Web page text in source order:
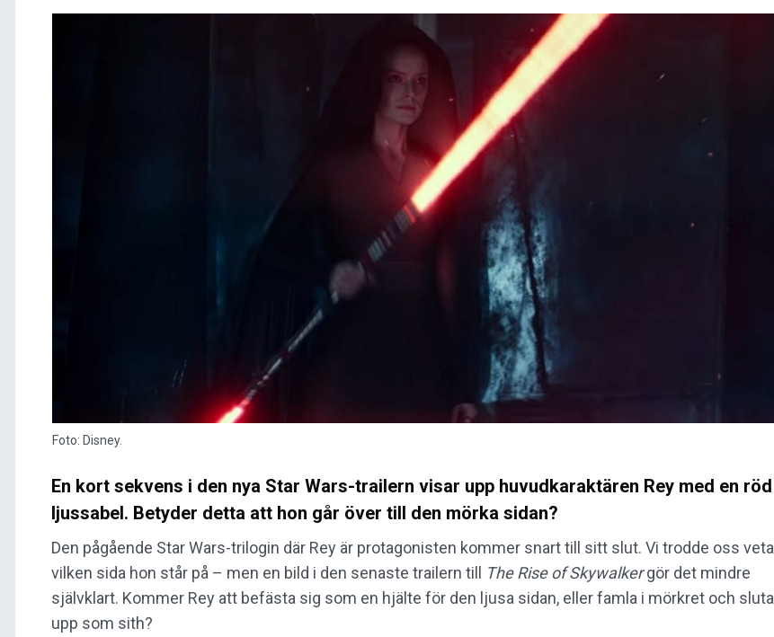
Foto: Disney.
En kort sekvens i den nya Star Wars-trailern visar upp huvudkaraktären Rey med en röd
ljussabel. Betyder detta att hon går över till den mörka sidan?
Den pågående Star Wars-trilogin där Rey är protagonisten kommer snart till sitt slut. Vi trodde oss veta
vilken sida hon står på – men en bild i den senaste trailern till The Rise of Skywalkergör det mindre
självklart. Kommer Rey att befästa sig som en hjälte för den ljusa sidan, eller famla i mörkret och sluta
upp som sith?